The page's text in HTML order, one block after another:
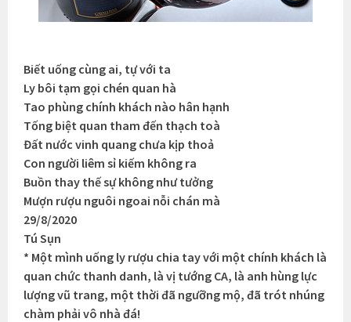
Biết uống cùng ai, tự với ta
Ly bôi tạm gọi chén quan hà
Tao phùng chính khách nào hân hạnh
Tống biệt quan tham đến thạch toà
Đất nước vinh quang chưa kịp thoả
Con người liêm sỉ kiếm không ra
Buồn thay thế sự không như tưởng
Mượn rượu nguôi ngoai nỗi chán mà
29/8/2020
Tú Sụn
* Một mình uống ly rượu chia tay với một chính khách là
quan chức thanh danh, là vị tướng CA, là anh hùng lực
lượng vũ trang, một thời đã ngưỡng mộ, đã trót nhúng
chàm phải vô nhà đá!